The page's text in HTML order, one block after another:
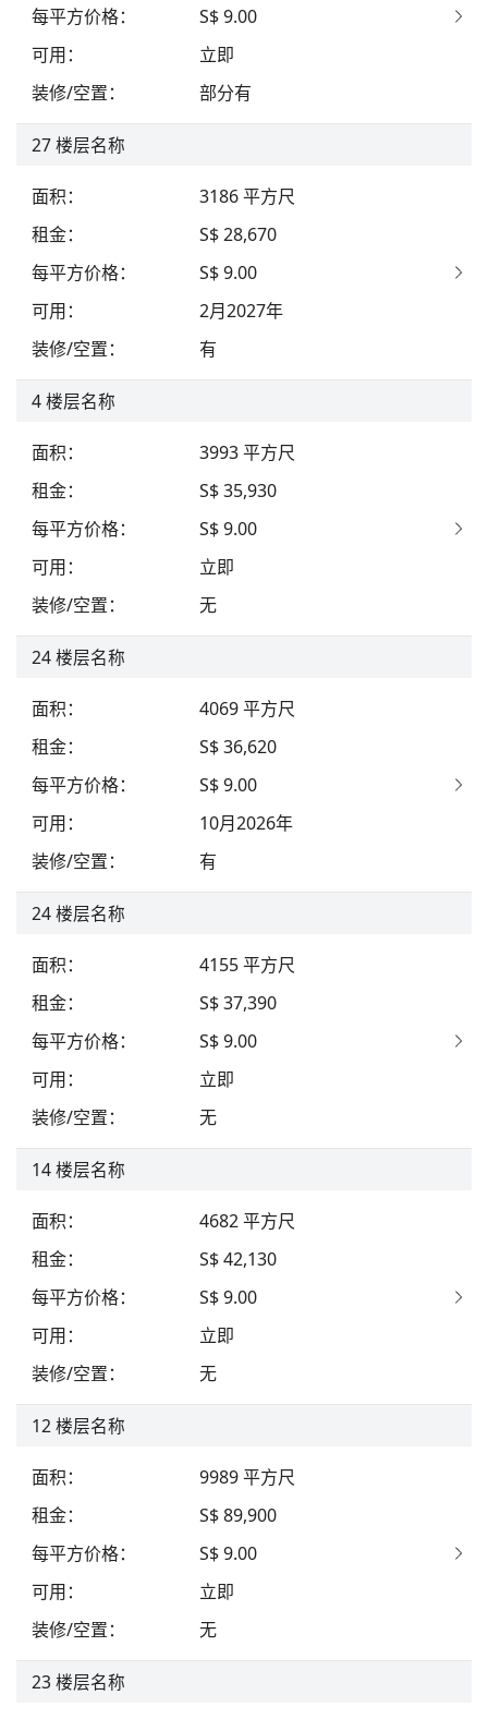
每平方价格：
S$ 9.00
可用：
立即
装修/空置： 部分有
27楼层名称
面积： 3186平方尺
租金：
S$ 28,670
每平方价格：
S$ 9.00
可用：
2月2027年
装修/空置： 有
4楼层名称
面积： 3993平方尺
租金：
S$ 35,930
每平方价格：
S$ 9.00
可用：
立即
装修/空置： 无
24楼层名称
面积： 4069平方尺
租金：
S$ 36,620
每平方价格：
S$ 9.00
可用：
10月2026年
装修/空置： 有
24楼层名称
面积： 4155平方尺
租金：
S$ 37,390
每平方价格：
S$ 9.00
可用：
立即
装修/空置： 无
14楼层名称
面积： 4682平方尺
租金：
S$ 42,130
每平方价格：
S$ 9.00
可用：
立即
装修/空置： 无
12楼层名称
面积： 9989平方尺
租金：
S$ 89,900
每平方价格：
S$ 9.00
可用：
立即
装修/空置： 无
23 楼层名称